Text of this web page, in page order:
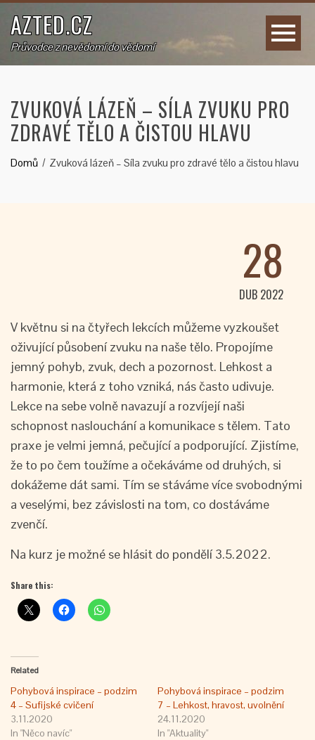
AZTED.CZ
Průvodce z nevědomí do vědomí
ZVUKOVÁ LÁZEŇ – SÍLA ZVUKU PRO
ZDRAVÉ TĚLO A ČISTOU HLAVU
Domů Zvuková lázeň – Síla zvuku pro zdravé tělo a čistou hlavu
28
DUB 2022
V květnu si na čtyřech lekcích můžeme vyzkoušet
oživující působení zvuku na naše tělo. Propojíme
jemný pohyb, zvuk, dech a pozornost. Lehkost a
harmonie, která z toho vzniká, nás často udivuje.
Lekce na sebe volně navazují a rozvíjejí naši
schopnost naslouchání a komunikace s tělem. Tato
praxe je velmi jemná, pečující a podporující. Zjistíme,
že to po čem toužíme a očekáváme od druhých, si
dokážeme dát sami. Tím se stáváme více svobodnými
a veselými, bez závislosti na tom, co dostáváme
zvenčí.
Na kurz je možné se hlásit do pondělí 3.5.2022.
Share this:
Related
Pohybová inspirace – podzim
4 – Sufijské cvičení
3.11.2020
In "Něco navíc"
Pohybová inspirace – podzim
7 – Lehkost, hravost, uvolnění
24.11.2020
In "Aktuality"